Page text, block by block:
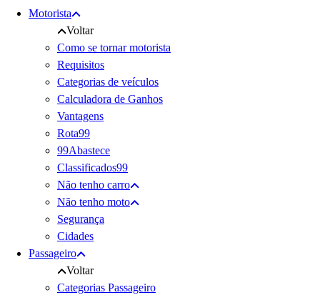
Motorista
Voltar
Como se tornar motorista
Requisitos
Categorias de veículos
Calculadora de Ganhos
Vantagens
Rota99
99Abastece
Classificados99
Não tenho carro
Não tenho moto
Segurança
Cidades
Passageiro
Voltar
Categorias Passageiro